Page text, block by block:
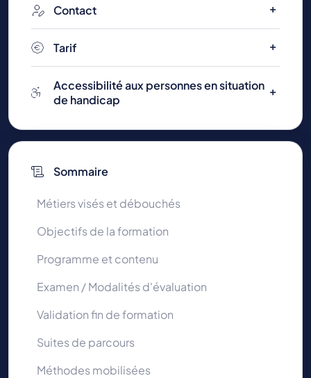
Contact
Tarif
Accessibilité aux personnes en situation
de handicap
Sommaire
Métiers visés et débouchés
Objectifs de la formation
Programme et contenu
Examen / Modalités d'évaluation
Validation fin de formation
Suites de parcours
Méthodes mobilisées